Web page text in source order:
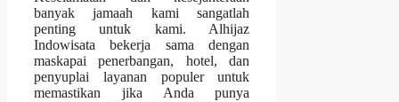
banyak jamaah kami sangatlah
penting untuk kami. Alhijaz
Indowisata bekerja sama dengan
maskapai penerbangan, hotel, dan
penyuplai layanan populer untuk
memastikan jika Anda punya